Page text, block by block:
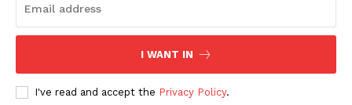
I WANT IN
I've read and accept the Privacy Policy.